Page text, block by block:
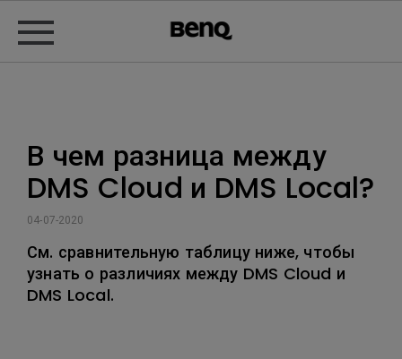
В чем разница между
DMS Cloud и DMS Local?
04-07-2020
См. сравнительную таблицу ниже, чтобы
узнать о различиях между DMS Cloud и
DMS Local.